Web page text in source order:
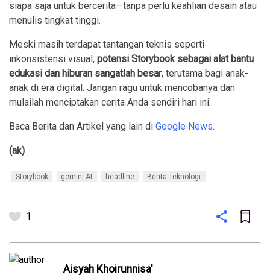
siapa saja untuk bercerita—tanpa perlu keahlian desain atau
menulis tingkat tinggi.
Meski masih terdapat tantangan teknis seperti
inkonsistensi visual, potensi Storybook sebagai alat bantu
edukasi dan hiburan sangatlah besar, terutama bagi anak-
anak di era digital. Jangan ragu untuk mencobanya dan
mulailah menciptakan cerita Anda sendiri hari ini.
Baca Berita dan Artikel yang lain di Google News.
(ak)
Storybook gemini AI headline Berita Teknologi
1
Aisyah Khoirunnisa'